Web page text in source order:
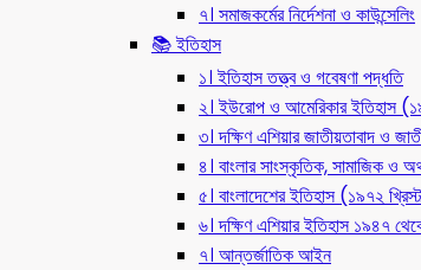
৭। সমাজকর্মের নির্দেশনা ও কাউন্সেলিং
📚 ইতিহাস
১। ইতিহাস তত্ত্ব ও গবেষণা পদ্ধতি
২। ইউরোপ ও আমেরিকার ইতিহাস
৩। দক্ষিণ এশিয়ার জাতীয়তাবাদ ও
৪। বাংলার সাংস্কৃতিক, সামাজিক ও
৫। বাংলাদেশের ইতিহাস (১৯৭২
৬। দক্ষিণ এশিয়ার ইতিহাস ১৯৪৭
৭। আন্তর্জাতিক আইন